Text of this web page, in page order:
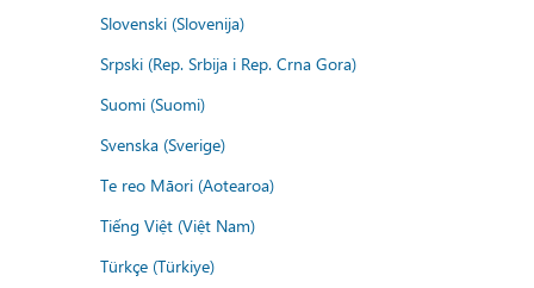
Slovenski (Slovenija)
Srpski (Rep. Srbija i Rep. Crna Gora)
Suomi (Suomi)
Svenska (Sverige)
Te reo Māori (Aotearoa)
Tiếng Việt (Việt Nam)
Türkçe (Türkiye)